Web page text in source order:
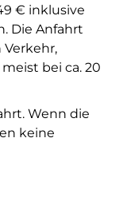
€ inklusive
Die Anfahrt
bei ca. 20
Wenn die
keine